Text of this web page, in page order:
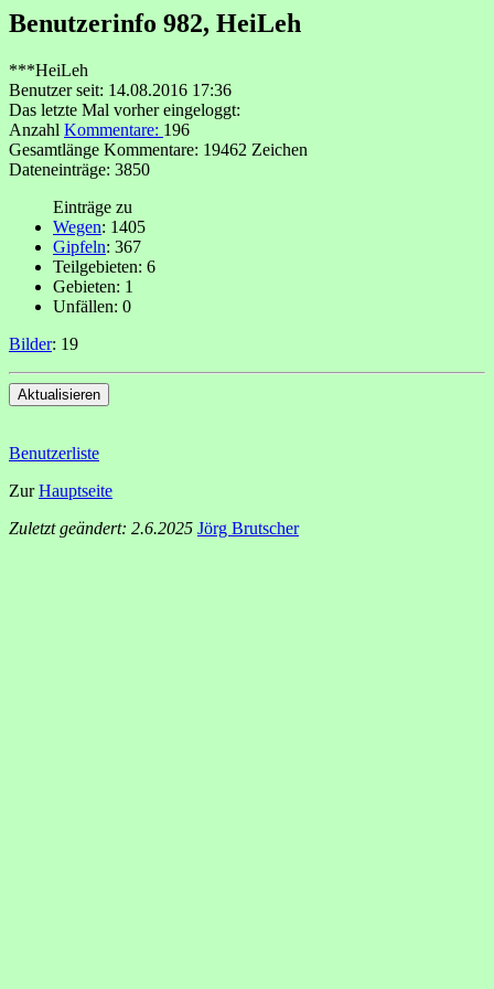
Benutzerinfo 982, HeiLeh
***HeiLeh
Benutzer seit: 14.08.2016 17:36
Das letzte Mal vorher eingeloggt:
Anzahl Kommentare: 196
Gesamtlänge Kommentare: 19462 Zeichen
Dateneinträge: 3850
Einträge zu
Wegen: 1405
Gipfeln: 367
Teilgebieten: 6
Gebieten: 1
Unfällen: 0
Bilder: 19
Benutzerliste
ZurHauptseite
Zuletzt geändert: 2.6.2025 Jörg Brutscher